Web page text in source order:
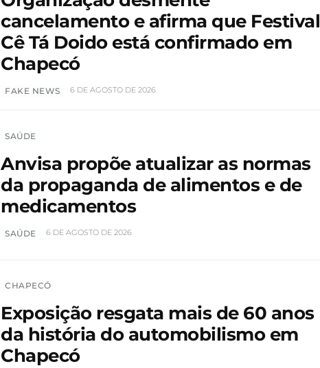
cancelamento e afirma que Festival
Cê Tá Doido está confirmado em
Chapecó
FAKE NEWS 6 DE AGOSTO DE 2026
SAÚDE
Anvisa propõe atualizar as normas
da propaganda de alimentos e de
medicamentos
SAÚDE 6 DE AGOSTO DE 2026
CHAPECÓ
Exposição resgata mais de 60 anos
da história do automobilismo em
Chapecó